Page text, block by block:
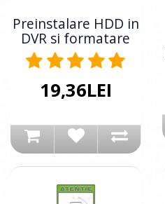
Preinstalare HDD in
DVR si formatare
19,36LEI